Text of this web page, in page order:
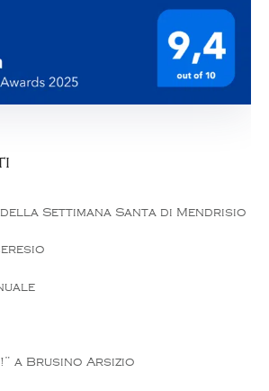
Settimana Santa di Mendrisio
a Brusino Arsizio